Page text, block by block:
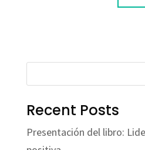
Recent Posts
Presentación del libro: